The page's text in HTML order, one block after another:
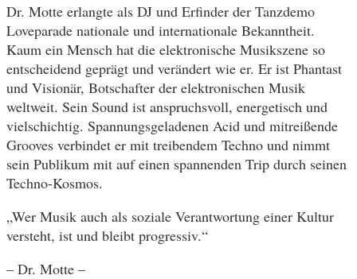
Dr. Motte erlangte als DJ und Erfinder der Tanzdemo
Loveparade nationale und internationale Bekanntheit.
Kaum ein Mensch hat die elektronische Musikszene so
entscheidend geprägt und verändert wie er. Er ist Phantast
und Visionär, Botschafter der elektronischen Musik
weltweit. Sein Sound ist anspruchsvoll, energetisch und
vielschichtig. Spannungsgeladenen Acid und mitreißende
Grooves verbindet er mit treibendem Techno und nimmt
sein Publikum mit auf einen spannenden Trip durch seinen
Techno-Kosmos.
„Wer Musik auch als soziale Verantwortung einer Kultur
versteht, ist und bleibt progressiv.“
– Dr. Motte –